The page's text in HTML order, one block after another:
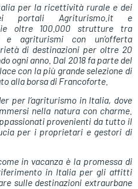
per la ricettività rurale e dei
portali Agriturismo.it e
oltre 100.000 strutture tra
agriturismi con un’offerta
di destinazioni per oltre 20
ogni anno. Dal 2018 fa parte del
con la più grande selezione di
alla borsa di Francoforte.
per l’agriturismo in Italia, dove
nella natura con charme.
provenienti da tutto il
per i proprietari e gestori di
in vacanza è la promessa di
in Italia per gli affitti
sulle destinazioni extraurbane